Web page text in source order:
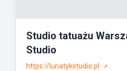
Studio tatuażu
Studio
https://lunatykstudio.pl ↗